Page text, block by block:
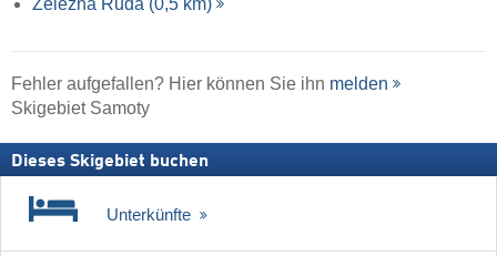
Železná Ruda (0,5 km)
Fehler aufgefallen? Hier können Sie ihn melden
Skigebiet Samoty
Dieses Skigebiet buchen
Unterkünfte